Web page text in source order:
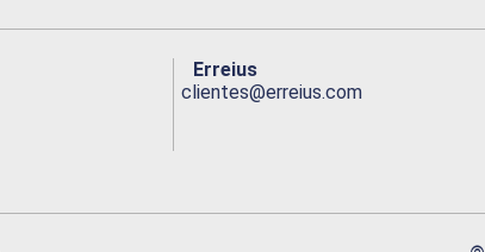
Erreius
clientes@erreius.com